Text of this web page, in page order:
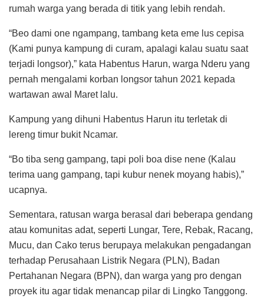
rumah warga yang berada di titik yang lebih rendah.
“Beo dami one ngampang, tambang keta eme lus cepisa
(Kami punya kampung di curam, apalagi kalau suatu saat
terjadi longsor),” kata Habentus Harun, warga Nderu yang
pernah mengalami korban longsor tahun 2021 kepada
wartawan awal Maret lalu.
Kampung yang dihuni Habentus Harun itu terletak di
lereng timur bukit Ncamar.
“Bo tiba seng gampang, tapi poli boa dise nene (Kalau
terima uang gampang, tapi kubur nenek moyang habis),”
ucapnya.
Sementara, ratusan warga berasal dari beberapa gendang
atau komunitas adat, seperti Lungar, Tere, Rebak, Racang,
Mucu, dan Cako terus berupaya melakukan pengadangan
terhadap Perusahaan Listrik Negara (PLN), Badan
Pertahanan Negara (BPN), dan warga yang pro dengan
proyek itu agar tidak menancap pilar di Lingko Tanggong.